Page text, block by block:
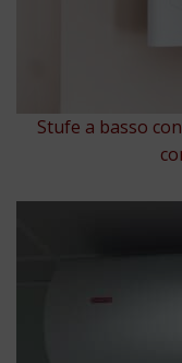
Stufe a basso